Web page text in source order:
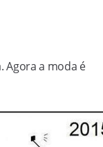
Agora a moda é